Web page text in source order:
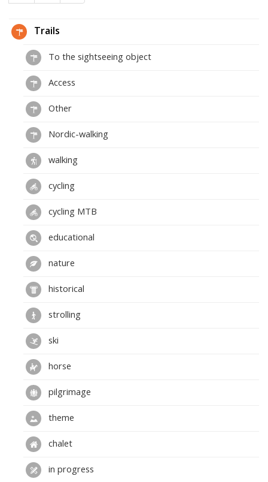
Trails
To the sightseeing object
Access
Other
Nordic-walking
walking
cycling
cycling MTB
educational
nature
historical
strolling
ski
horse
pilgrimage
theme
chalet
in progress